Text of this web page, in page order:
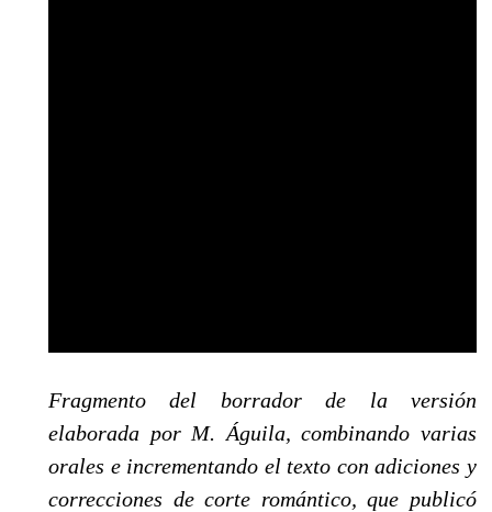
Fragmento del borrador de la versión
elaborada por M. Águila, combinando varias
orales e incrementando el texto con adiciones y
correcciones de corte romántico, que publicó